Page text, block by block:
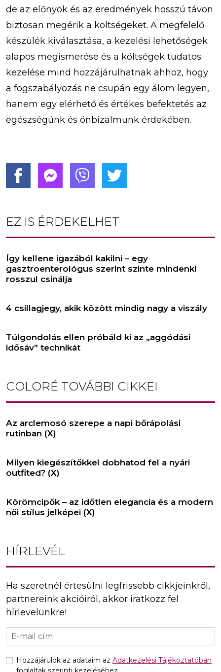
de az előnyök és az eredmények hosszú távon
biztosan megérik a költségeket. A megfelelő
készülék kiválasztása, a kezelési lehetőségek
alapos megismerése és a költségek tudatos
kezelése mind hozzájárulhatnak ahhoz, hogy
a fogszabályozás ne csupán egy álom legyen,
hanem egy elérhető és értékes befektetés az
egészségünk és önbizalmunk érdekében.
EZ IS ÉRDEKELHET
Így kellene igazából kakilni – egy
gasztroenterológus szerint szinte mindenki
rosszul csinálja
4 csillagjegy, akik között mindig nagy a viszály
Túlgondolás ellen próbáld ki az „aggódási
idősáv” technikát
COLORÉ TOVÁBBI CIKKEI
Az arclemosó szerepe a napi bőrápolási
rutinban (X)
Milyen kiegészítőkkel dobhatod fel a nyári
outfited? (X)
Körömcipők – az időtlen elegancia és a modern
női stílus jelképei (X)
HÍRLEVÉL
Ha szeretnél értesülni legfrissebb cikkjeinkről,
partnereink akcióiról, akkor iratkozz fel
hírlevelünkre!
Hozzájárulok az adataim az Adatkezelési Tájékoztatóban